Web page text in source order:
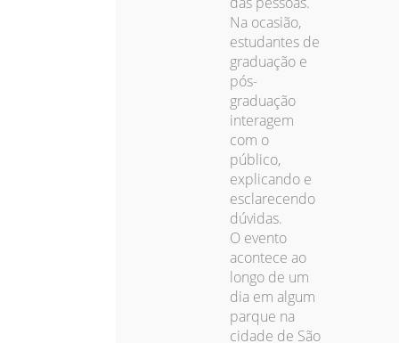
Na ocasião,
estudantes de
graduação e
pós-
graduação
interagem
com o
público,
explicando e
esclarecendo
dúvidas.
O evento
acontece ao
longo de um
dia em algum
parque na
cidade de São